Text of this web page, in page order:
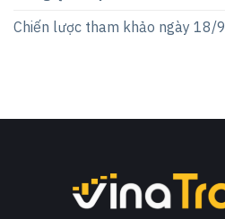
Chiến lược tham khảo ngày 18/9